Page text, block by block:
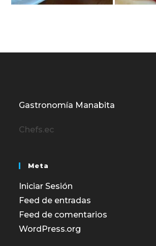
Gastronomía Manabita
Chefs.ec
Meta
Iniciar Sesión
Feed de entradas
Feed de comentarios
WordPress.org